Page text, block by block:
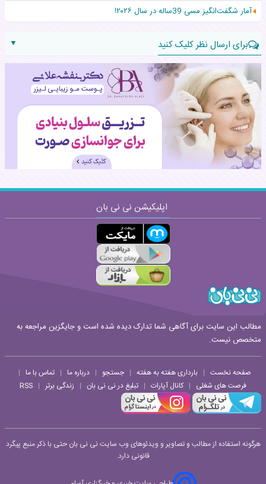
آمار شگفت‌انگیز مسی 39ساله در سال ۲۰۲۶!
برای ارسال نظر کلیک کنید
▼
نام:
نظر:
اپلیکیشن نی نی بان
مطالب این سایت برای آگاهی شما تدارک دیده شده است و جایگزین مراجعه به
متخصص نیست.
صفحه نخست | بارداری هفته به هفته | جستجو | درباره ما | تماس با ما |
فرصت های شغلی | کانال آپارات | تبلیغ در نی نی بان | زندگی برتر |
RSS
هرگونه استفاده از مطالب و تصاویر و ویدئوهای وب سایت نی نی بان حتی با ذکر منبع پیگرد
قانونی دارد.